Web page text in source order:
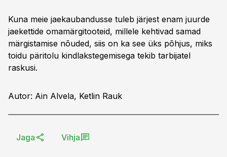
Kuna meie jaekaubandusse tuleb järjest enam juurde
jaekettide omamärgitooteid, millele kehtivad samad
märgistamise nõuded, siis on ka see üks põhjus, miks
toidu päritolu kindlakstegemisega tekib tarbijatel
raskusi.
Autor: Ain Alvela, Ketlin Rauk
Jaga Vihja